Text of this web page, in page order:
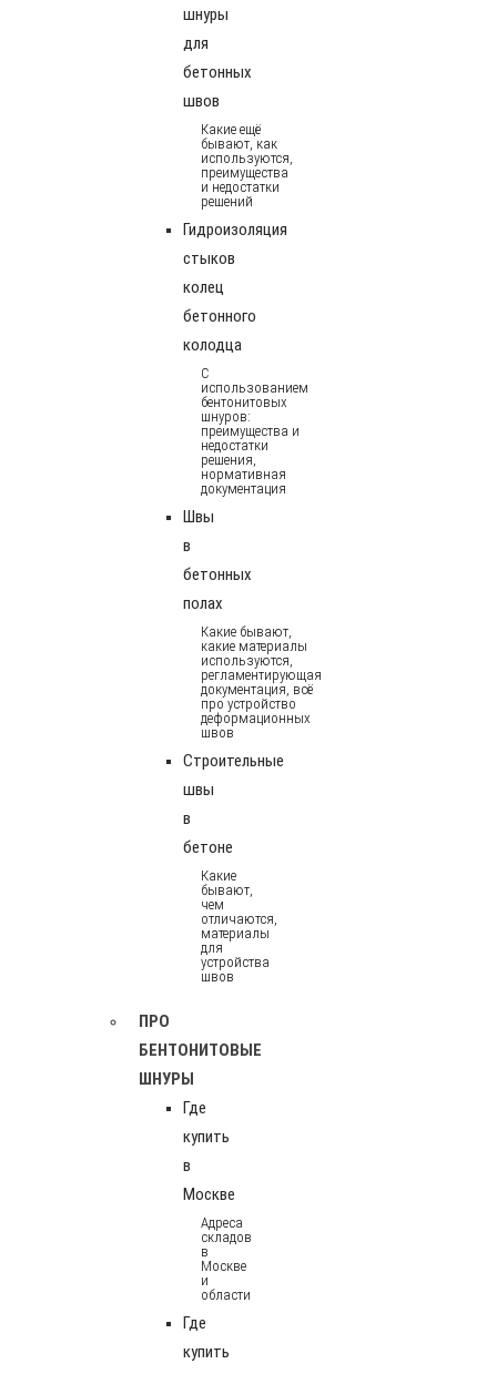
шнуры
для
бетонных
швов
Какие ещё
бывают, как
используются,
преимущества
и недостатки
решений
Гидроизоляция
стыков
колец
бетонного
колодца
С
использованием
бентонитовых
шнуров:
преимущества и
недостатки
решения,
нормативная
документация
Швы
в
бетонных
полах
Какие бывают,
какие материалы
используются,
регламентирующая
документация, всё
про устройство
деформационных
швов
Строительные
швы
в
бетоне
Какие
бывают,
чем
отличаются,
материалы
для
устройства
швов
ПРО
БЕНТОНИТОВЫЕ
ШНУРЫ
Где
купить
в
Москве
Адреса
складов
в
Москве
и
области
Где
купить